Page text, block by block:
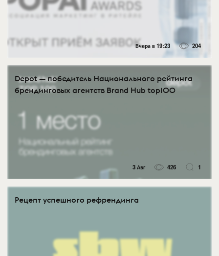
Вчера в 19:23 204
Depot — победитель Национального рейтинга
брендинговых агентств Brand Hub top100
3 Авг 426 1
Рецепт успешного рефрендинга